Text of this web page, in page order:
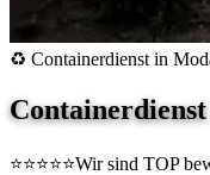
♻️ Containerdienst in
⭐⭐⭐⭐⭐Wir sind TOP